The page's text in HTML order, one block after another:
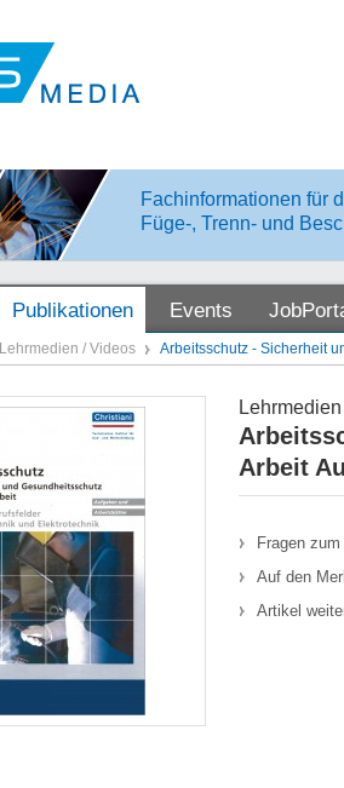
Fachinformationen für
Füge-, Trenn- und
Publikationen Events
Lehrmedien / Videos Arbeitsschutz - Sicherheit
Arbeit
Fragen
Auf den
Artikel